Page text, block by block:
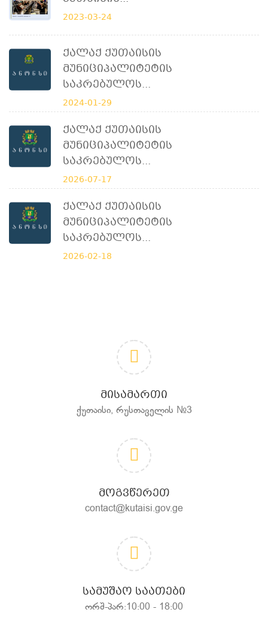
2023-03-24
Ქალაქ Ქუთაისის
Მუნიციპალიტეტის
Საკრებულოს...
2024-01-29
Ქალაქ Ქუთაისის
Მუნიციპალიტეტის
Საკრებულოს...
2026-07-17
Ქალაქ Ქუთაისის
Მუნიციპალიტეტის
Საკრებულოს...
2026-02-18
ᲛᲘᲡᲐᲛᲐᲠᲗᲘ
ქუთაისი, რუსთაველის №3
ᲛᲝᲒᲕᲬᲔᲠᲔᲗ
contact@kutaisi.gov.ge
ᲡᲐᲛᲣᲨᲐᲝ ᲡᲐᲐᲗᲔᲑᲘ
ორშ-პარ:10:00 - 18:00